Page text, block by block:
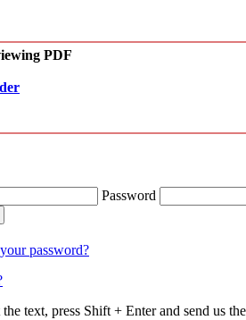
PDF
Password
password?
text, press Shift + Enter and send us